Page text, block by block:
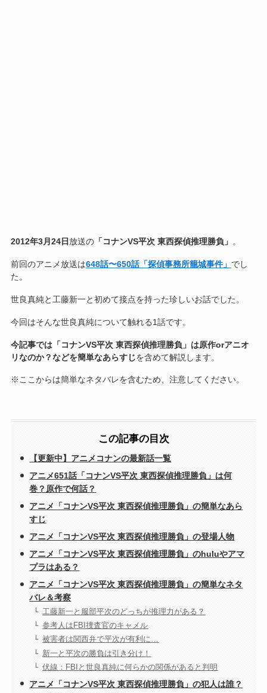
2012年3月24日 放送の「コナンVS平次 東西探偵推理勝負」 。
前回のアニメ放送は648話〜650話「探偵事務所籠城事件」 でし
た。
世良真純と工藤新一と初めて接点を持った珍しいお話でした。
今回はそんな世良真純について触れる1話です。
今記事では「コナンVS平次 東西探偵推理勝負」は原作orアニオ
リなのか？などを簡単なあらすじを含めて解説します。
※ここからは簡単なネタバレを含むため、注意してください。
この記事の目次
【更新中】アニメコナンの最新話一覧
アニメ651話「コナンVS平次 東西探偵推理勝負」は何
巻？原作で何話？
アニメ「コナンVS平次 東西探偵推理勝負」の簡単なあら
すじ
アニメ「コナンVS平次 東西探偵推理勝負」の登場人物
アニメ「コナンVS平次 東西探偵推理勝負」のhuluやアマ
プラはある？
アニメ「コナンVS平次 東西探偵推理勝負」の簡単なネタ
バレ＆考察
工藤新一と服部平次のどっちが推理力がある？
参考人はFBI捜査官のキャメル
被害者は関西弁で平次が有利に…
新一と平次の勝負は引き分け！
伏線：FBIと世良真純に何らかの関係があると判明
アニメ「コナンVS平次 東西探偵推理勝負」の犯人は誰？